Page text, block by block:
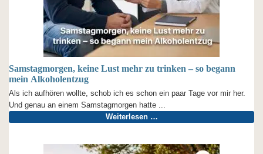
Samstagmorgen, keine Lust mehr zu trinken – so begann
mein Alkoholentzug
Als ich aufhören wollte, schob ich es schon ein paar Tage vor mir her.
Und genau an einem Samstagmorgen hatte ...
Weiterlesen …